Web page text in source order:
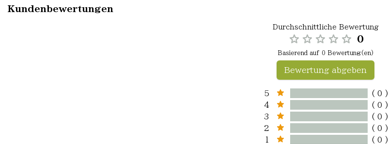
Kundenbewertungen
Durchschnittliche Bewertung
0
Basierend auf 0 Bewertung(en)
Bewertung abgeben
5
( 0 )
4
( 0 )
3
( 0 )
2
( 0 )
1
( 0 )